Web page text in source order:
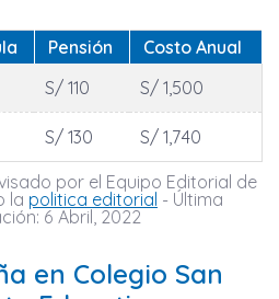
Pensión
Costo Anual
S/ 110 S/ 1,500
S/ 130 S/ 1,740
por el Equipo Editorial de
la politica editorial - Última
6 Abril, 2022
en Colegio San